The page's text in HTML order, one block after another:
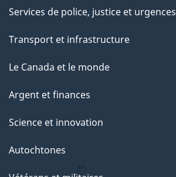
Services de police, justice et urgences
Transport et infrastructure
Le Canada et le monde
Argent et finances
Science et innovation
Autochtones